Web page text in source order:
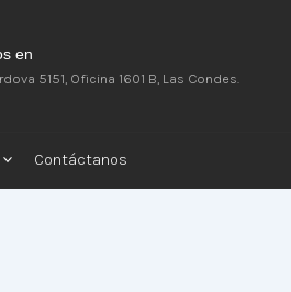
en
5151, Oficina 1601 B, Las Condes.
Contáctanos